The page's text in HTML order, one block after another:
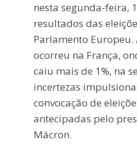
nesta segunda-feira,
resultados das
Parlamento
ocorreu na França,
caiu mais de 1%, na
incertezas
convocação de
antecipadas pelo
Mácron.